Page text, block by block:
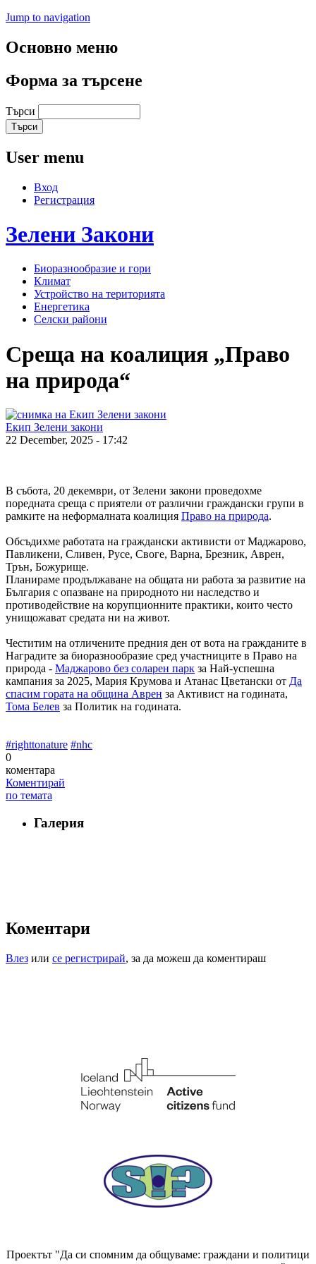
Jump to navigation
Основно меню
Форма за търсене
Търси
User menu
Вход
Регистрация
Зелени Закони
Биоразнообразие и гори
Климат
Устройство на територията
Енергетика
Селски райони
Среща на коалиция „Право
на природа“
Екип Зелени закони
22 December, 2025 - 17:42
В събота, 20 декември, от Зелени закони проведохме
поредната среща с приятели от различни граждански групи в
рамките на неформалната коалиция Право на природа.
Обсъдихме работата на граждански активисти от Маджарово,
Павликени, Сливен, Русе, Своге, Варна, Брезник, Аврен,
Трън, Божурище.
Планираме продължаване на общата ни работа за развитие на
България с опазване на природното ни наследство и
противодействие на корупционните практики, които често
унищожават средата ни на живот.
Честитим на отличените предния ден от вота на гражданите в
Наградите за биоразнообразие сред участниците в Право на
природа - Маджарово без соларен парк за Най-успешна
кампания за 2025, Мария Крумова и Атанас Цветански от Да
спасим гората на община Аврен за Активист на годината,
Тома Белев за Политик на годината.
#righttonature #nhc
0
коментара
Коментирай
по темата
Галерия
Коментари
Влез или се регистрирай, за да можеш да коментираш
Проектът "Да си спомним да общуваме: граждани и политици